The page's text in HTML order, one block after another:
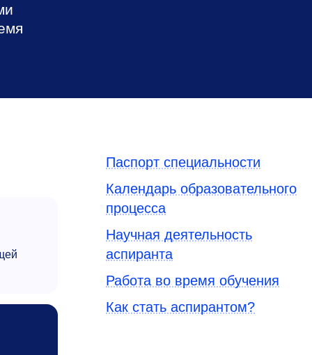
Паспорт специальности
Календарь образовательного
процесса
Научная деятельность
аспиранта
Работа во время обучения
Как стать аспирантом?